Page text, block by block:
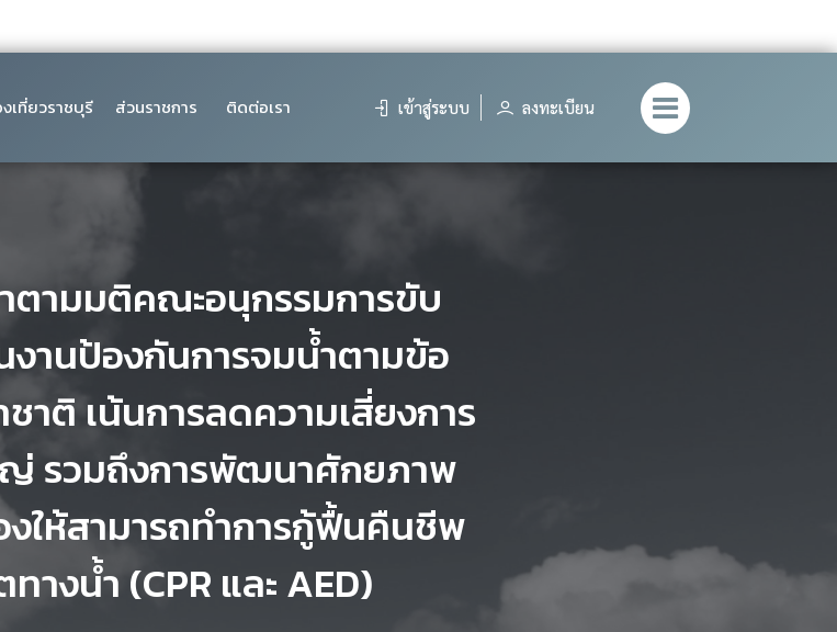
เที่ยวราชบุรี ส่วนราชการ ติดต่อเรา เข้าสู่ระบบ ลงทะเบียน
ตามมติคณะอนุกรรมการขับ
งานป้องกันการจมน้ำตามข้อ
าติ เน้นการลดความเสี่ยงการ
รวมถึงการพัฒนาศักยภาพ
ให้สามารถทำการกู้ฟื้นคืนชีพ
างน้ำ (CPR และ AED)